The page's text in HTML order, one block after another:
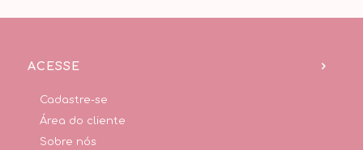
ACESSE
Cadastre-se
Área do cliente
Sobre nós